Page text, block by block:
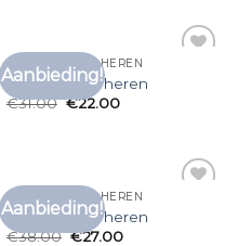
Aanbieding!
T SHIRT KOPEN HEREN
t shirt kopen heren
€31.00 €22.00
Aanbieding!
T SHIRT KOPEN HEREN
t shirt kopen heren
€38.00 €27.00